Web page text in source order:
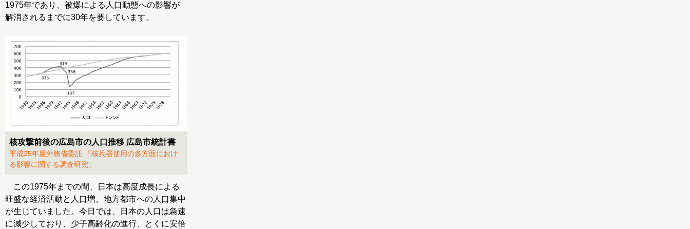
1975年であり、被爆による人口動態への影響が
解消されるまでに30年を要しています。
核攻撃前後の広島市の人口推移 広島市統計書
平成25年度外務省委託 「核兵器使用の多方面におけ
る影響に関する調査研究」
この1975年までの間、日本は高度成長による
旺盛な経済活動と人口増、地方都市への人口集中
が生じていました。今日では、日本の人口は急速
に減少しており、少子高齢化の進行、とくに安倍